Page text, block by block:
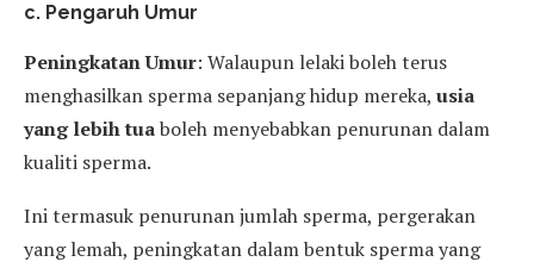
c. Pengaruh Umur
Peningkatan Umur: Walaupun lelaki boleh terus
menghasilkan sperma sepanjang hidup mereka, usia
yang lebih tuaboleh menyebabkan penurunan dalam
kualiti sperma.
Ini termasuk penurunan jumlah sperma, pergerakan
yang lemah, peningkatan dalam bentuk sperma yang